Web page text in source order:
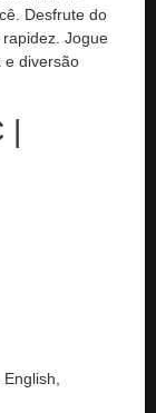
Desfrute do
Jogue
e diversão
|